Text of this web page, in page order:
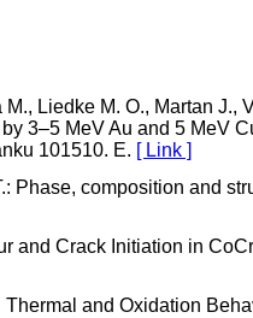
Liedke M. O., Martan J.,
3–5 MeV Au and 5 MeV
101510. E. [ Link ]
composition and
Crack Initiation in
and Oxidation